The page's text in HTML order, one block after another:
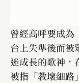
曾經高呼要成為
台上失準後而被
迷成長的歌神，
被指「教壞細路